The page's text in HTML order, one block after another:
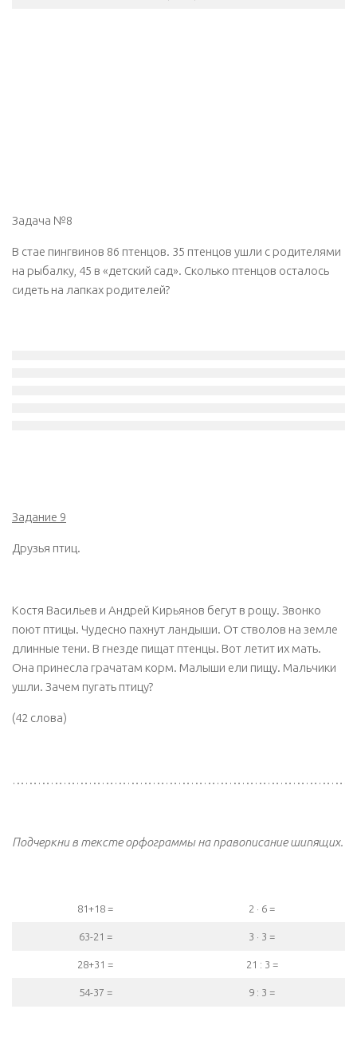
Задача №8
В стае пингвинов 86 птенцов. 35 птенцов ушли с родителями
на рыбалку, 45 в «детский сад». Сколько птенцов осталось
сидеть на лапках родителей?
Задание 9
Друзья птиц.
Костя Васильев и Андрей Кирьянов бегут в рощу. Звонко
поют птицы. Чудесно пахнут ландыши. От стволов на земле
длинные тени. В гнезде пищат птенцы. Вот летит их мать.
Она принесла грачатам корм. Малыши ели пищу. Мальчики
ушли. Зачем пугать птицу?
(42 слова)
Подчеркни в тексте орфограммы на правописание шипящих.
81+18 = 2 · 6 =
63-21 = 3 · 3 =
28+31 = 21 : 3 =
54-37 = 9 : 3 =